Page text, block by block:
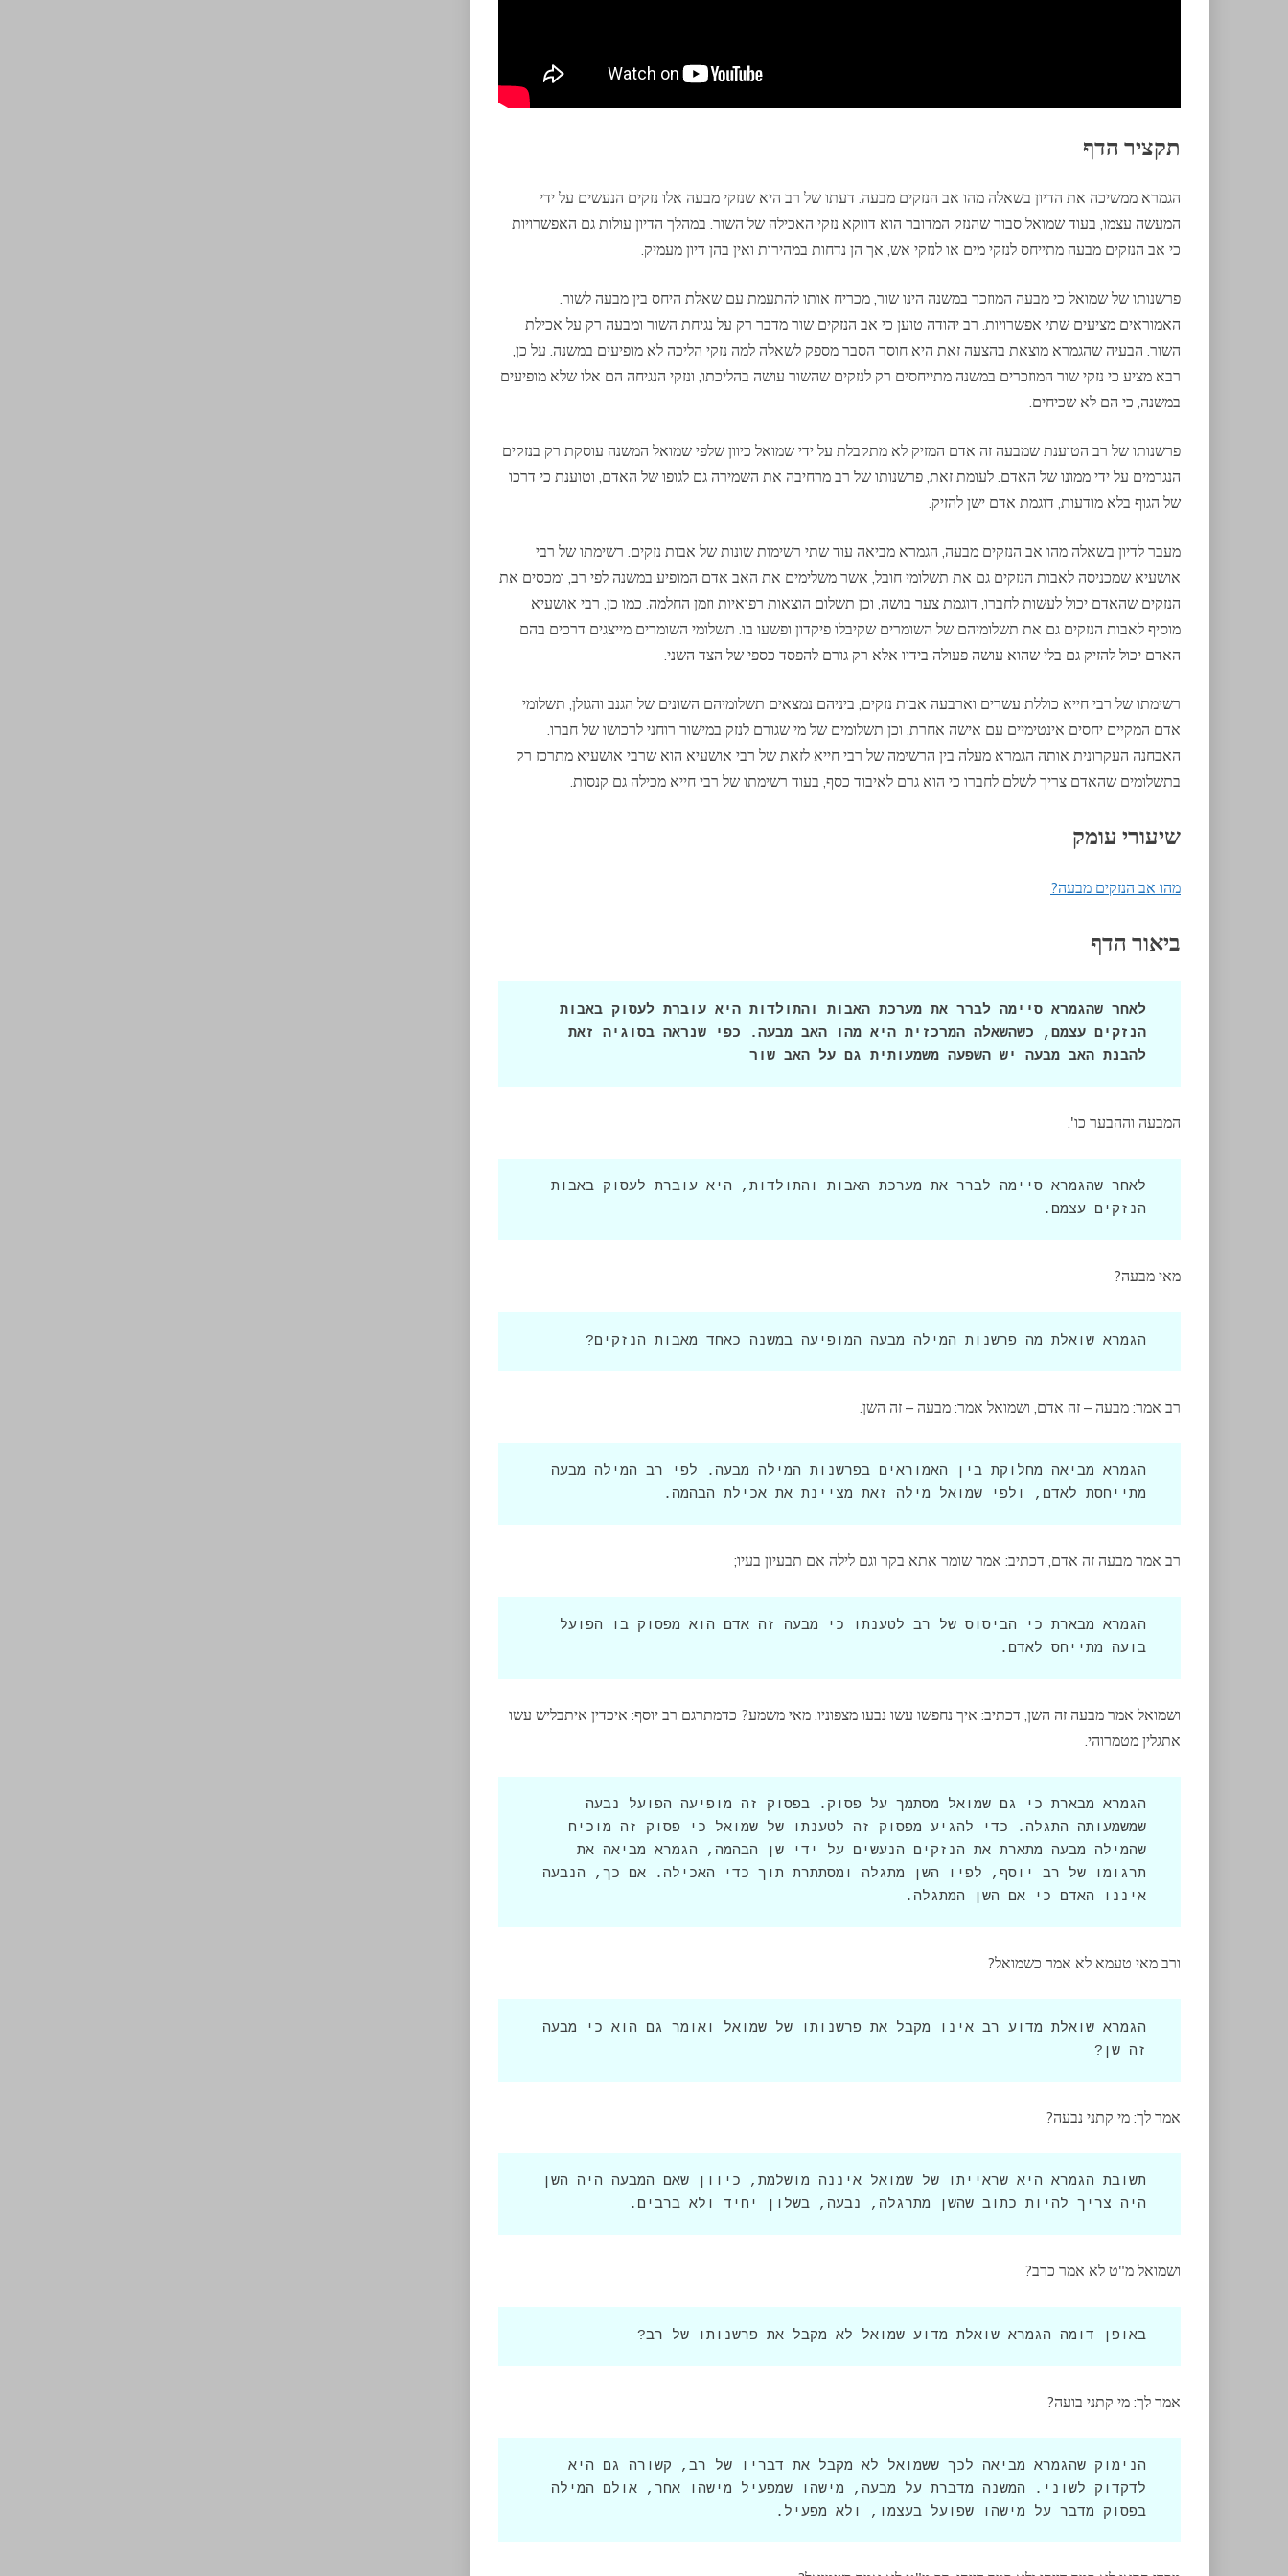
תקציר הדף
הגמרא ממשיכה את הדיון בשאלה מהו אב הנזקים מבעה. דעתו של רב היא שנזקי מבעה אלו נזקים הנעשים על ידי
המעשה עצמו, בעוד שמואל סבור שהנזק המדובר הוא דווקא נזקי האכילה של השור. במהלך הדיון עולות גם האפשרויות
כי אב הנזקים מבעה מתייחס לנזקי מים או לנזקי אש, אך הן נדחות במהירות ואין בהן דיון מעמיק.
פרשנותו של שמואל כי מבעה המוזכר במשנה הינו שור, מכריח אותו להתעמת עם שאלת היחס בין מבעה לשור.
האמוראים מציעים שתי אפשרויות. רב יהודה טוען כי אב הנזקים שור מדבר רק על נגיחת השור ומבעה רק על אכילת
השור. הבעיה שהגמרא מוצאת בהצעה זאת היא חוסר הסבר מספק לשאלה למה נזקי הליכה לא מופיעים במשנה. על כן,
רבא מציע כי נזקי שור המוזכרים במשנה מתייחסים רק לנזקים שהשור עושה בהליכתו, ונזקי הנגיחה הם אלו שלא מופיעים
במשנה, כי הם לא שכיחים.
פרשנותו של רב הטוענת שמבעה זה אדם המזיק לא מתקבלת על ידי שמואל כיוון שלפי שמואל המשנה עוסקת רק בנזקים
הנגרמים על ידי ממונו של האדם. לעומת זאת, פרשנותו של רב מרחיבה את השמירה גם לגופו של האדם, וטוענת כי דרכו
של הגוף בלא מודעות, דוגמת אדם ישן להזיק.
מעבר לדיון בשאלה מהו אב הנזקים מבעה, הגמרא מביאה עוד שתי רשימות שונות של אבות נזקים. רשימתו של רבי
אושעיא שמכניסה לאבות הנזקים גם את תשלומי חובל, אשר משלימים את האב אדם המופיע במשנה לפי רב, ומכסים את
הנזקים שהאדם יכול לעשות לחברו, דוגמת צער בושה, וכן תשלום הוצאות רפואיות וזמן החלמה. כמו כן, רבי אושעיא
מוסיף לאבות הנזקים גם את תשלומיהם של השומרים שקיבלו פיקדון ופשעו בו. תשלומי השומרים מייצגים דרכים בהם
האדם יכול להזיק גם בלי שהוא עושה פעולה בידיו אלא רק גורם להפסד כספי של הצד השני.
רשימתו של רבי חייא כוללת עשרים וארבעה אבות נזקים, ביניהם נמצאים תשלומיהם השונים של הגנב והגזלן, תשלומי
אדם המקיים יחסים אינטימיים עם אישה אחרת, וכן תשלומים של מי שגורם לנזק במישור רוחני לרכושו של חברו.
האבחנה העקרונית אותה הגמרא מעלה בין הרשימה של רבי חייא לזאת של רבי אושעיא הוא שרבי אושעיא מתרכז רק
בתשלומים שהאדם צריך לשלם לחברו כי הוא גרם לאיבוד כסף, בעוד רשימתו של רבי חייא מכילה גם קנסות.
שיעורי עומק
מהו אב הנזקים מבעה?
ביאור הדף
לאחר שהגמרא סיימה לברר את מערכת האבות והתולדות היא עוברת לעסוק באבות
הנזקים עצמם, כשהשאלה המרכזית היא מהו האב מבעה. כפי שנראה בסוגיה זאת
להבנת האב מבעה יש השפעה משמעותית גם על האב שור
המבעה וההבער כו'.
לאחר שהגמרא סיימה לברר את מערכת האבות והתולדות, היא עוברת לעסוק באבות
הנזקים עצמם.
מאי מבעה?
הגמרא שואלת מה פרשנות המילה מבעה המופיעה במשנה כאחד מאבות הנזקים?
רב אמר: מבעה – זה אדם, ושמואל אמר: מבעה – זה השן.
מתייחסת לאדם, ולפי שמואל מילה זאת מציינת את אכילת הבהמה.
רב אמר מבעה זה אדם, דכתיב: אמר שומר אתא בקר וגם לילה אם תבעיון בעיו;
בועה מתייחס לאדם.
ושמואל אמר מבעה זה השן, דכתיב: איך נחפשו עשו נבעו מצפוניו. מאי משמע? כדמתרגם רב יוסף: איכדין איתבליש עשו
אתגלין מטמרוהי.
שהמילה מבעה מתארת את הנזקים הנעשים על ידי שן הבהמה, הגמרא מביאה את
איננו האדם כי אם השן המתגלה.
ורב מאי טעמא לא אמר כשמואל?
זה שן?
אמר לך: מי קתני נבעה?
היה צריך להיות כתוב שהשן מתרגלה, נבעה, בשלון יחיד ולא ברבים.
ושמואל מ"ט לא אמר כרב?
באופן דומה הגמרא שואלת מדוע שמואל לא מקבל את פרשנותו של רב?
אמר לך: מי קתני בועה?
הנימוק שהגמרא מביאה לכך ששמואל לא מקבל את דבריו של רב, קשורה גם היא
בפסוק מדבר על מישהו שפועל בעצמו, ולא מפעיל.